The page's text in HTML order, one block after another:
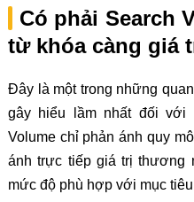
Có phải Search
từ khóa càng giá
Đây là một trong những
gây hiểu lầm nhất đối với
Volume chỉ phản ánh quy
ánh trực tiếp giá trị thương
mức độ phù hợp với mục